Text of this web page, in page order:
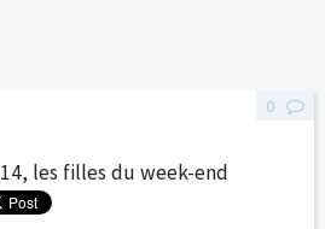
les filles du week-end
0